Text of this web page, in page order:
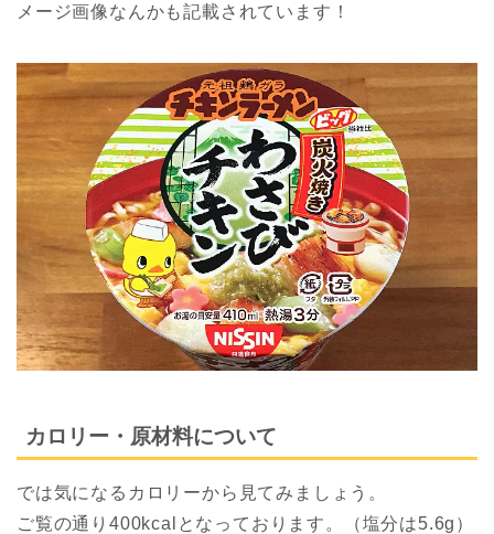
メージ画像なんかも記載されています！
カロリー・原材料について
では気になるカロリーから見てみましょう。
ご覧の通り400kcalとなっております。（塩分は5.6g）